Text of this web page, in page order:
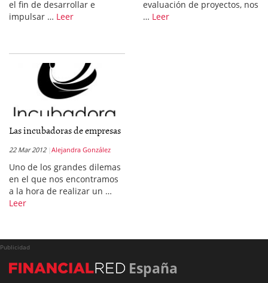
el fin de desarrollar e
impulsar … Leer
evaluación de proyectos, nos
… Leer
Las incubadoras de empresas
22 Mar 2012 Alejandra González
Uno de los grandes dilemas
en el que nos encontramos
a la hora de realizar un …
Leer
Publicidad
España